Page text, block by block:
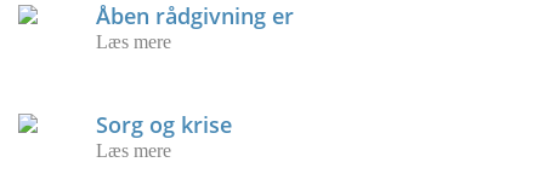
Åben rådgivning er
Læs mere
Sorg og krise
Læs mere